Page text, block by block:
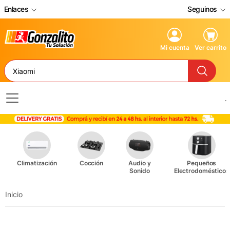
Enlaces Seguinos
Mi cuenta Ver carrito
.
Climatización Cocción
Audio y
Sonido
Pequeños
Electrodomésticos
Inicio